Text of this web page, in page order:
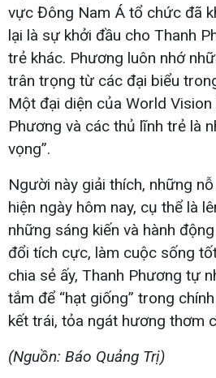
vực Đông Nam Á tổ chức đã
lại là sự khởi đầu cho Thanh
trẻ khác. Phương luôn nhớ
trân trọng từ các đại biểu
Một đại diện của World
Phương và các thủ lĩnh trẻ là
vọng”.
Người này giải thích, những
hiện ngày hôm nay, cụ thể là
những sáng kiến và hành
đổi tích cực, làm cuộc sống
chia sẻ ấy, Thanh Phương tự
tắm để “hạt giống” trong
kết trái, tỏa ngát hương thơm
(Nguồn: Báo Quảng Trị)